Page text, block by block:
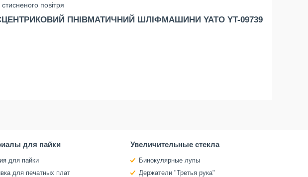
повітря
ПНІВМАТИЧНИЙ ШЛІФМАШИНИ YATO YT-09739
для пайки
для пайки
для печатных плат
Увеличительные стекла
Бинокулярные лупы
Держатели "Третья рука"